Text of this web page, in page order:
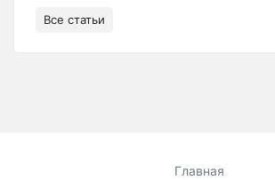
Все статьи
Главная